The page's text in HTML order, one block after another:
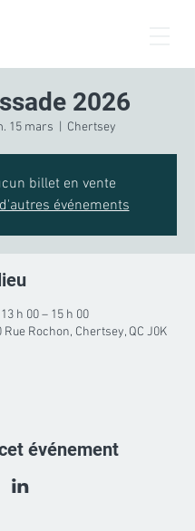
2026
15 mars Chertsey
billet en vente
événements
h 00 – 15 h 00
Rue Rochon, Chertsey, QC J0K
événement